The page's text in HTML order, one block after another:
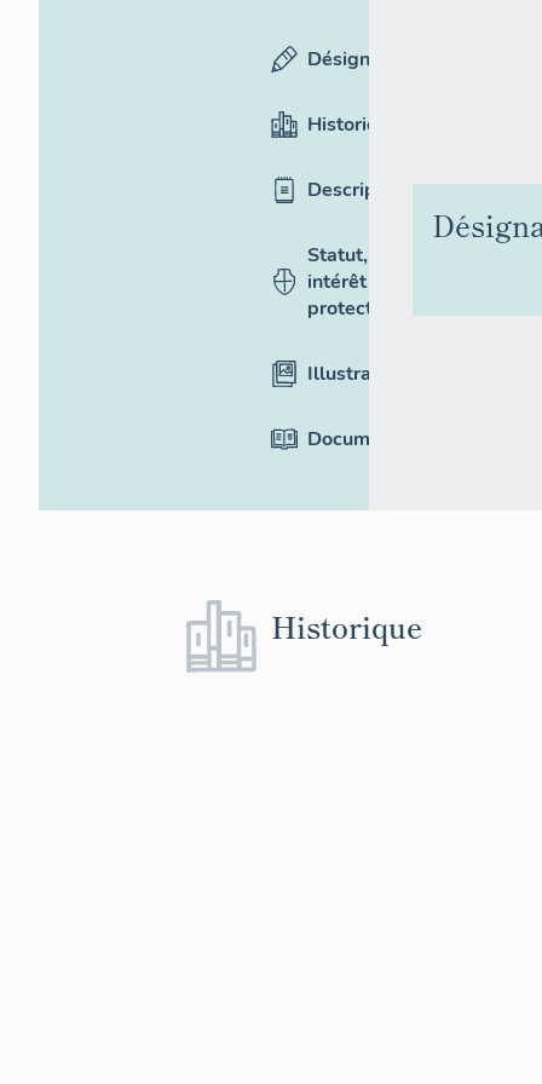
Désignation
Historique
Description
Statut,
intérêt et
protection
Illustrations
Documentation
Historique